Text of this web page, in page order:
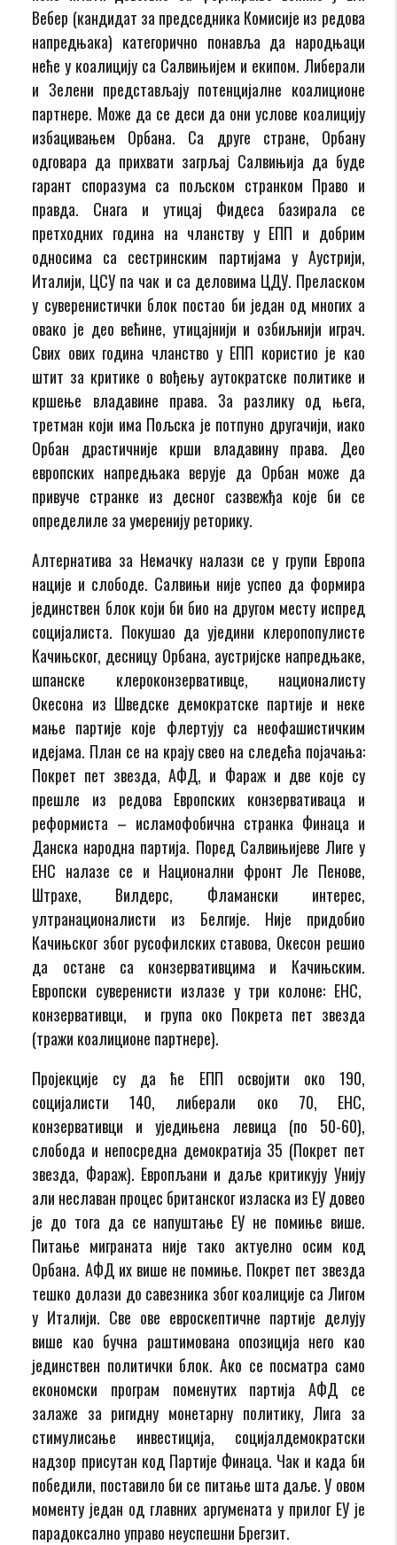
Вебер (кандидат за председника Комисије из редова
напредњака) категорично понавља да народњаци
неће у коалицију са Салвињијем и екипом. Либерали
и Зелени представљају потенцијалне коалиционе
партнере. Може да се деси да они услове коалицију
избацивањем Орбана. Са друге стране, Орбану
одговара да прихвати загрљај Салвињија да буде
гарант споразума са пољском странком Право и
правда. Снага и утицај Фидеса базирала се
претходних година на чланству у ЕПП и добрим
односима са сестринским партијама у Аустрији,
Италији, ЦСУ па чак и са деловима ЦДУ. Преласком
у суверенистички блок постао би један од многих а
овако је део већине, утицајнији и озбиљнији играч.
Свих ових година чланство у ЕПП користио је као
штит за критике о вођењу аутократске политике и
кршење владавине права. За разлику од њега,
третман који има Пољска је потпуно другачији, иако
Орбан драстичније крши владавину права. Део
европских напредњака верује да Орбан може да
привуче странке из десног сазвежђа које би се
определиле за умеренију реторику.
Алтернатива за Немачку налази се у групи Европа
нације и слободе. Салвињи није успео да формира
јединствен блок који би био на другом месту испред
социјалиста. Покушао да уједини клеропопулисте
Качињског, десницу Орбана, аустријске напредњаке,
шпанске клероконзервативце, националисту
Окесона из Шведске демократске партије и неке
мање партије које флертују са неофашистичким
идејама. План се на крају свео на следећа појачања:
Покрет пет звезда, АФД, и Фараж и две које су
прешле из редова Европских конзервативаца и
реформиста – исламофобична странка Финаца и
Данска народна партија. Поред Салвињијеве Лиге у
ЕНС налазе се и Национални фронт Ле Пенове,
Штрахе, Вилдерс, Фламански интерес,
ултранационалисти из Белгије. Није придобио
Качињског због русофилских ставова, Окесон решио
да остане са конзервативцима и Качињским.
Европски суверенисти излазе у три колоне: ЕНС,
конзервативци, и група око Покрета пет звезда
(тражи коалиционе партнере).
Пројекције су да ће ЕПП освојити око 190,
социјалисти 140, либерали око 70, ЕНС,
конзервативци и уједињена левица (по 50-60),
слобода и непосредна демократија 35 (Покрет пет
звезда, Фараж). Европљани и даље критикују Унију
али неславан процес британског изласка из ЕУ довео
је до тога да се напуштање ЕУ не помиње више.
Питање миграната није тако актуелно осим код
Орбана. АФД их више не помиње. Покрет пет звезда
тешко долази до савезника због коалиције са Лигом
у Италији. Све ове евроскептичне партије делују
више као бучна раштимована опозиција него као
јединствен политички блок. Ако се посматра само
економски програм поменутих партија АФД се
залаже за ригидну монетарну политику, Лига за
стимулисање инвестиција, социјалдемократски
надзор присутан код Партије Финаца. Чак и када би
победили, поставило би се питање шта даље. У овом
моменту један од главних аргумената у прилог ЕУ је
парадоксално управо неуспешни Брегзит.